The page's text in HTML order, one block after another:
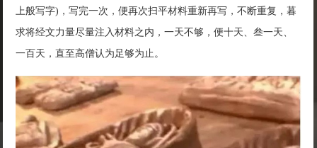
上般写字)，写完一次，便再次扫平材料重新再写，不断重复，暮
求将经文力量尽量注入材料之内，一天不够，便十天、叁一天、
一百天，直至高僧认为足够为止。